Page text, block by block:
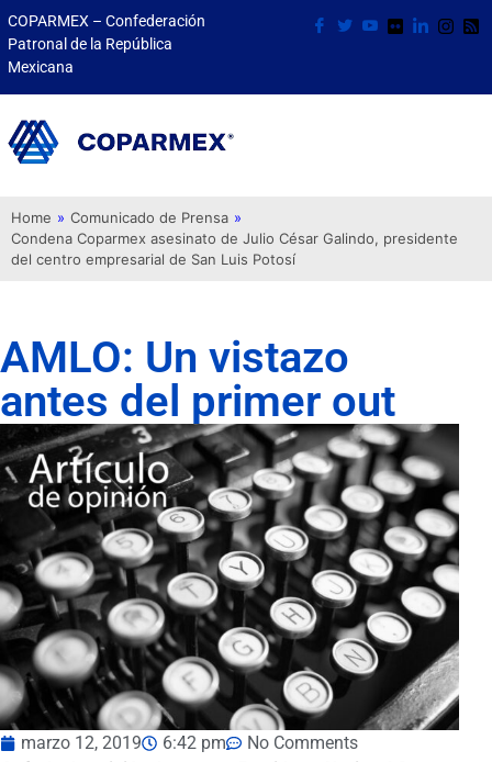
COPARMEX – Confederación
Patronal de la República
Mexicana
Home » Comunicado de Prensa »
Condena Coparmex asesinato de Julio César Galindo, presidente
del centro empresarial de San Luis Potosí
AMLO: Un vistazo
antes del primer out
marzo 12, 2019 6:42 pm
No Comments